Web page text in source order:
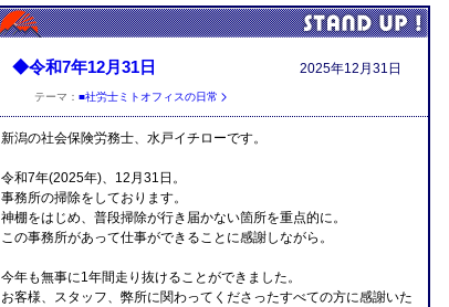
2025年12月31日
◆令和7年12月31日
テーマ： ■社労士ミトオフィスの日常
新潟の社会保険労務士、水戸イチローです。
令和7年(2025年)、12月31日。
事務所の掃除をしております。
神棚をはじめ、普段掃除が行き届かない箇所を重点的に。
この事務所があって仕事ができることに感謝しながら。
今年も無事に1年間走り抜けることができました。
お客様、スタッフ、弊所に関わってくださったすべての方に感謝いた